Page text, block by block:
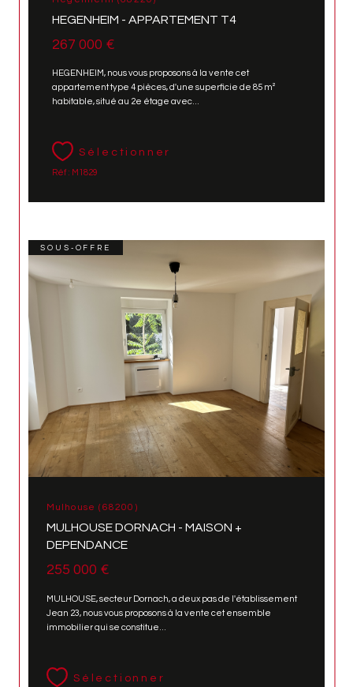
HEGENHEIM - APPARTEMENT T4
267 000 €
HEGENHEIM, nous vous proposons à la vente cet
appartement type 4 pièces, d'une superficie de 85 m²
habitable, situé au 2e étage avec...
Sélectionner
Réf : M1829
Mulhouse (68200)
MULHOUSE DORNACH - MAISON +
DEPENDANCE
255 000 €
MULHOUSE, secteur Dornach, a deux pas de l'établissement
Jean 23, nous vous proposons à la vente cet ensemble
immobilier qui se constitue...
Sélectionner
SOUS-OFFRE